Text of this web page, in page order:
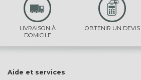
LIVRAISON À
DOMICILE
OBTENIR UN DEVIS
Aide et services